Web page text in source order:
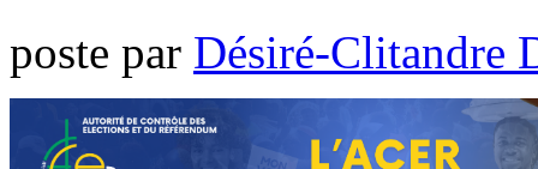
poste par Désiré-Clitandre